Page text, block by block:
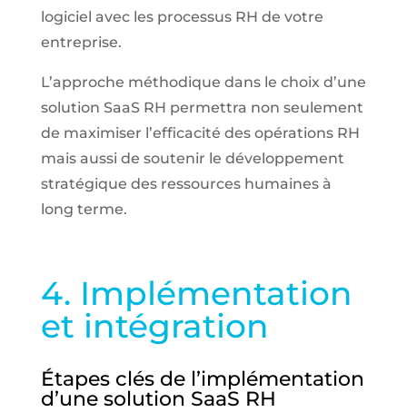
logiciel avec les processus RH de votre
entreprise.
L’approche méthodique dans le choix d’une
solution SaaS RH permettra non seulement
de maximiser l’efficacité des opérations RH
mais aussi de soutenir le développement
stratégique des ressources humaines à
long terme.
4. Implémentation
et intégration
Étapes clés de l’implémentation
d’une solution SaaS RH